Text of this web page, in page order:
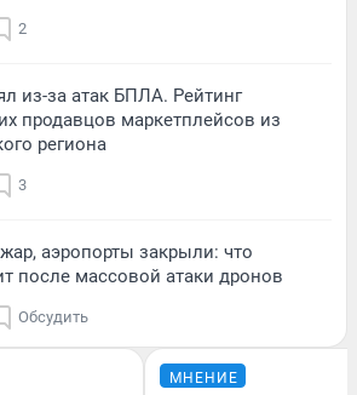
2
из-за атак БПЛА. Рейтинг
продавцов маркетплейсов из
региона
3
аэропорты закрыли: что
после массовой атаки дронов
Обсудить
МНЕНИЕ